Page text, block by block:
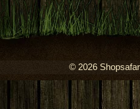
© 2026